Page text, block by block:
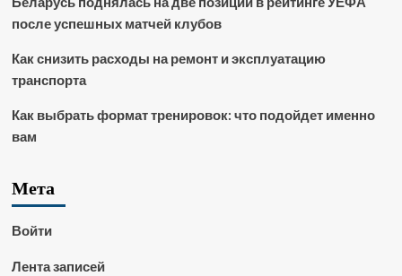
после успешных матчей клубов
Как снизить расходы на ремонт и эксплуатацию
транспорта
Как выбрать формат тренировок: что подойдет именно
вам
Мета
Войти
Лента записей